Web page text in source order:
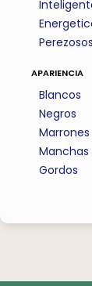
Perezosos
apariencia
Blancos
Negros
Marrones
Manchas
Gordos